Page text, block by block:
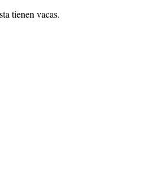
tienen vacas.